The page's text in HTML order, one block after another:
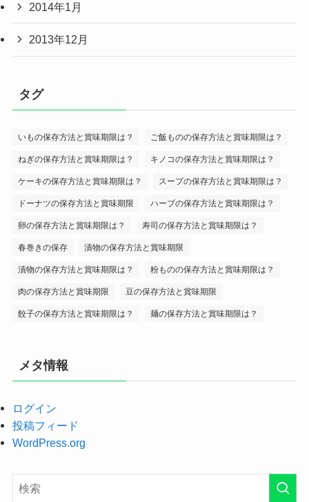
2014年1月
2013年12月
タグ
いもの保存方法と賞味期限は？ ご飯ものの保存方法と賞味期限は？
ねぎの保存方法と賞味期限は？ キノコの保存方法と賞味期限は？
ケーキの保存方法と賞味期限は？ スープの保存方法と賞味期限は？
ドーナツの保存方法と賞味期限 ハーブの保存方法と賞味期限は？
卵の保存方法と賞味期限は？ 寿司の保存方法と賞味期限は？
春巻きの保存 漬物の保存方法と賞味期限
漬物の保存方法と賞味期限は？ 粉ものの保存方法と賞味期限は？
肉の保存方法と賞味期限 豆の保存方法と賞味期限
餃子の保存方法と賞味期限は？ 麺の保存方法と賞味期限は？
メタ情報
ログイン
投稿フィード
WordPress.org